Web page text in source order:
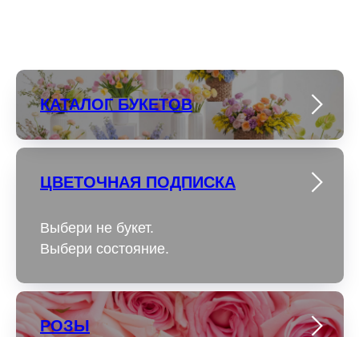
КАТАЛОГ БУКЕТОВ
ЦВЕТОЧНАЯ ПОДПИСКА
Выбери не букет.
Выбери состояние.
РОЗЫ